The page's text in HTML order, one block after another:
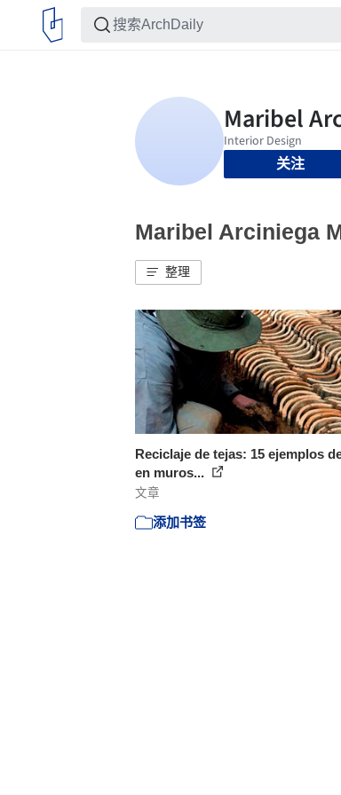
关注
Maribel Arciniega
整理
Reciclaje de tejas: 15 ejemplos
en muros...
文章
添加书签